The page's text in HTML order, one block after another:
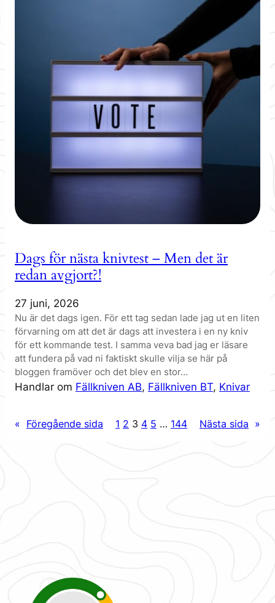
Dags för nästa knivtest – Men det är
redan avgjort?!
27 juni, 2026
Nu är det dags igen. För ett tag sedan lade jag ut en liten
förvarning om att det är dags att investera i en ny kniv
för ett kommande test. I samma veva bad jag er läsare
att fundera på vad ni faktiskt skulle vilja se här på
bloggen framöver och det blev en stor…
Handlar om Fällkniven AB, Fällkniven BT, Knivar
« Föregående sida 1 2 3 4 5 … 144 Nästa sida »